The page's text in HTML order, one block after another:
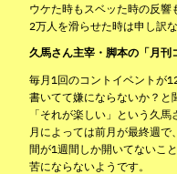
ウケた時もスベッた時の反響
2万人を滑らせた時は申し訳
久馬さん主宰・脚本の「月刊
毎月1回のコントイベントが
書いてて嫌にならないか？と
「それが楽しい」という久馬
月によっては前月が最終週で
間が1週間しか開いてないこと
苦にならないようです。